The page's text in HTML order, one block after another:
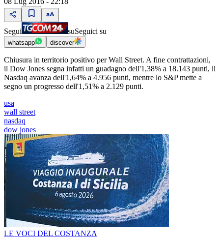
Segui suSeguici su
whatsapp discover
Chiusura in territorio positivo per Wall Street. A fine contrattazioni,
il Dow Jones segna infatti un guadagno dell'1,38% a 18.143 punti, il
Nasdaq avanza dell'1,64% a 4.956 punti, mentre lo S&P mette a
segno un progresso dell'1,51% a 2.129 punti.
usa
wall street
nasdaq
dow jones
LE VOCI DEL COSTANZA